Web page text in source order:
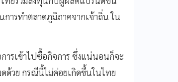
การทำตลาดภูมิภาคจากเจ้าถิ่น ใน
ารเข้าไปซื้อกิจการ ซึ่งแน่นอนก็จะ
ด้วย กรณีนี้ไม่ค่อยเกิดขึ้นในไทย